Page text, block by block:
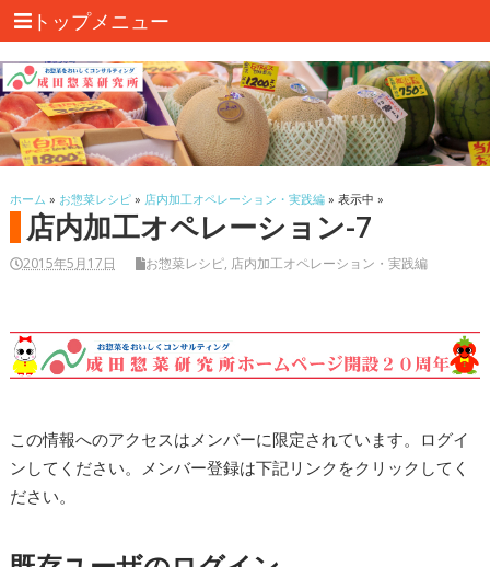
トップメニュー
ホーム » お惣菜レシピ» 店内加工オペレーション・実践編» 表示中 »
店内加工オペレーション-7
2015年5月17日 お惣菜レシピ, 店内加工オペレーション・実践編
この情報へのアクセスはメンバーに限定されています。ログイ
ンしてください。メンバー登録は下記リンクをクリックしてく
ださい。